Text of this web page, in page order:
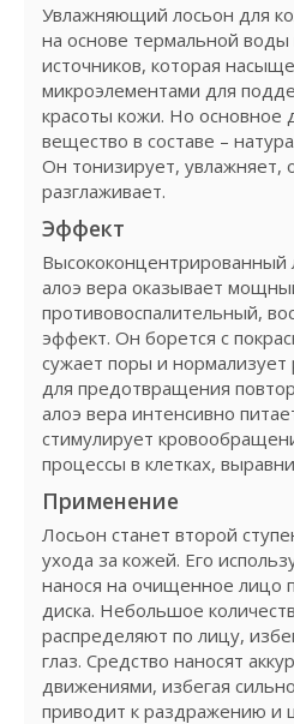
Увлажняющий лосьон для
на основе термальной воды
источников, которая
микроэлементами для
красоты кожи. Но основное
вещество в составе –
Он тонизирует, увлажняет,
разглаживает.
Эффект
Высококонцентрированный
алоэ вера оказывает
противовоспалительный,
эффект. Он борется с
сужает поры и нормализует
для предотвращения
алоэ вера интенсивно
стимулирует
процессы в клетках,
Применение
Лосьон станет второй
ухода за кожей. Его
нанося на очищенное лицо
диска. Небольшое
распределяют по лицу,
глаз. Средство наносят
движениями, избегая
приводит к раздражению